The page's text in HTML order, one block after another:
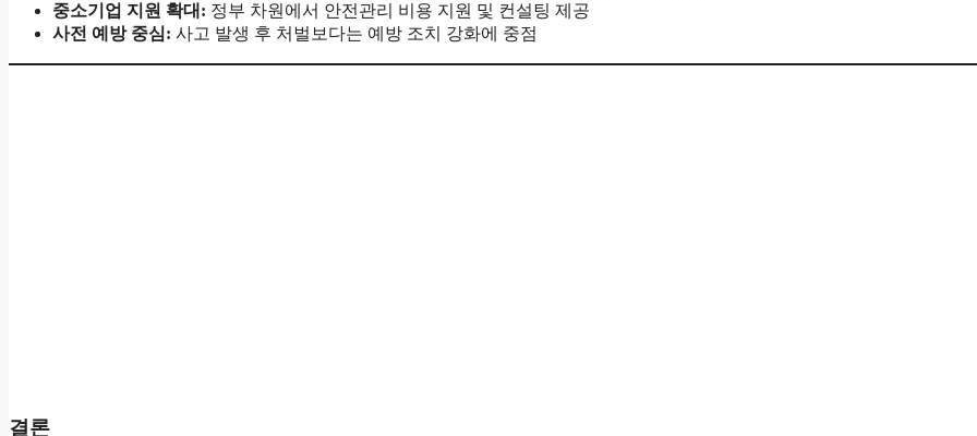
중소기업 지원 확대: 정부 차원에서 안전관리 비용 지원 및 컨설팅 제공
사전 예방 중심: 사고 발생 후 처벌보다는 예방 조치 강화에 중점
결론